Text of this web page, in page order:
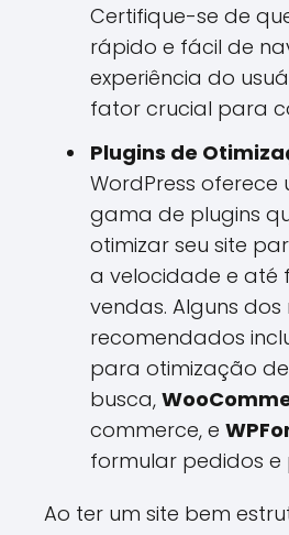
Certifique-se de
rápido e fácil de
experiência do
fator crucial para
Plugins de
WordPress
gama de plugins
otimizar seu site
a velocidade e até
vendas. Alguns dos
recomendados
para otimização
busca,
commerce, e
formular pedidos e
Ao ter um site bem